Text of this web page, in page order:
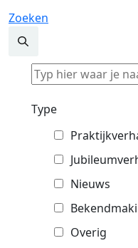
Zoeken
Typ
hier
waar
naar
bent
Type
Nieuws
Overig